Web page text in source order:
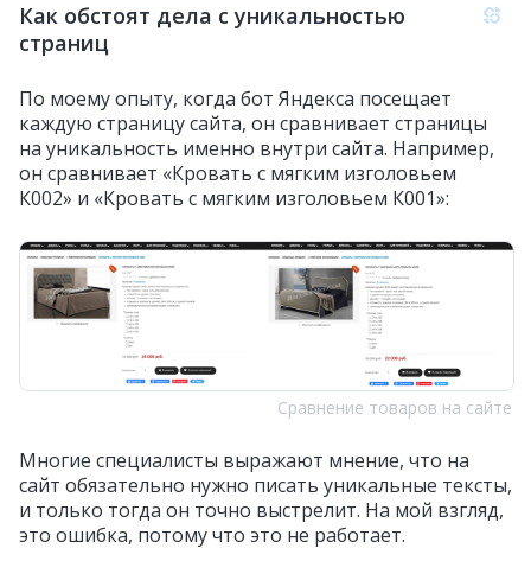
Как обстоят дела с уникальностью
страниц
По моему опыту, когда бот Яндекса посещает
каждую страницу сайта, он сравнивает страницы
на уникальность именно внутри сайта. Например,
он сравнивает «Кровать с мягким изголовьем
К002» и «Кровать с мягким изголовьем К001»:
Сравнение товаров на сайте
Многие специалисты выражают мнение, что на
сайт обязательно нужно писать уникальные тексты,
и только тогда он точно выстрелит. На мой взгляд,
это ошибка, потому что это не работает.